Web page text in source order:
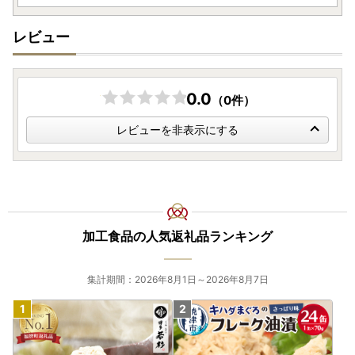
・令和6年分の寄附については、令和7年1月10日頃までに発
・令和7年分の寄附については、令和7年2月中旬ごろから順
次発送予定
レビュー
0.0 （0件）
レビューを非表示にする
加工食品の人気返礼品ランキング
集計期間：2026年8月1日～2026年8月7日